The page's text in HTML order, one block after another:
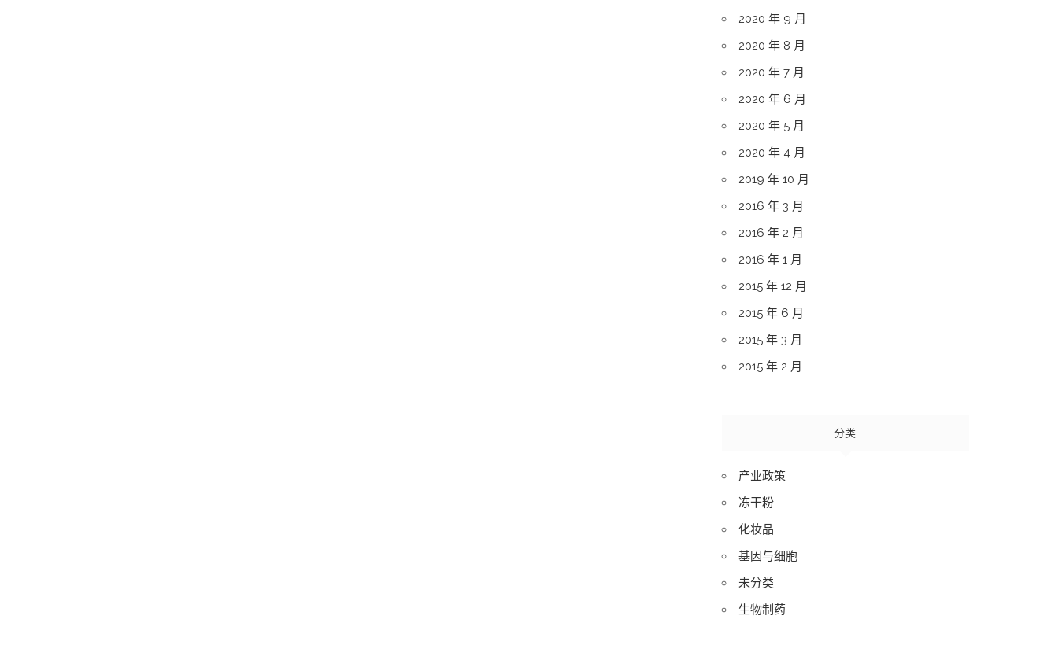
2020 年 9 月
2020 年 8 月
2020 年 7 月
2020 年 6 月
2020 年 5 月
2020 年 4 月
2019 年 10 月
2016 年 3 月
2016 年 2 月
2016 年 1 月
2015 年 12 月
2015 年 6 月
2015 年 3 月
2015 年 2 月
分类
产业政策
冻干粉
化妆品
基因与细胞
未分类
生物制药